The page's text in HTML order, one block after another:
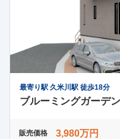
最寄り駅 久米川駅 徒歩18分
ブルーミングガーデ
販売価格 3,980万円